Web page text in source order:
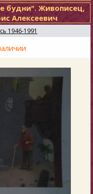
будни". Живописец,
Алексеевич
1946-1991